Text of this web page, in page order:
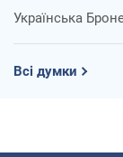
Українська
Всі думки